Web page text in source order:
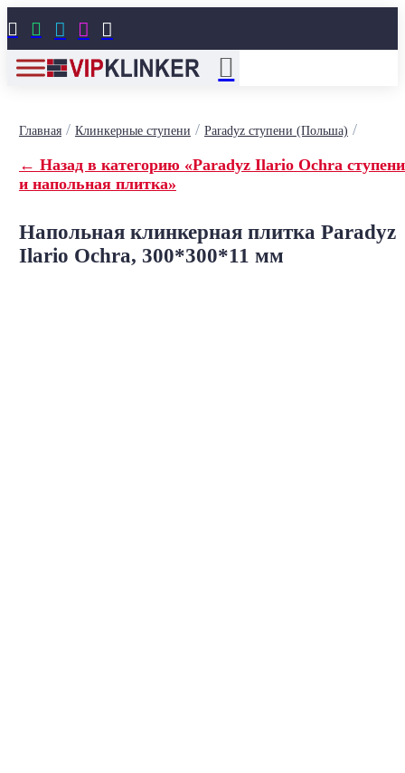
    
Главная/ Клинкерные ступени / Paradyz ступени (Польша) /
← Назад в категорию «Paradyz Ilario Ochra ступени
и напольная плитка»
Напольная клинкерная плитка Paradyz
Ilario Ochra, 300*300*11 мм